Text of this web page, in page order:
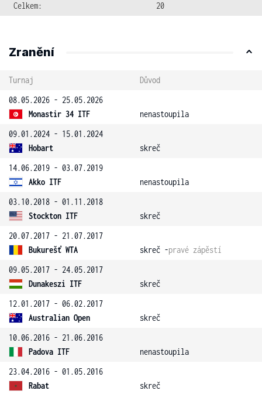
Celkem:
20
Zranění
Turnaj
Důvod
08.05.2026 - 25.05.2026
Monastir 34 ITF
nenastoupila
09.01.2024 - 15.01.2024
Hobart
skreč
14.06.2019 - 03.07.2019
Akko ITF
nenastoupila
03.10.2018 - 01.11.2018
Stockton ITF
skreč
20.07.2017 - 21.07.2017
Bukurešť WTA
skreč -pravé zápěstí
09.05.2017 - 24.05.2017
Dunakeszi ITF
skreč
12.01.2017 - 06.02.2017
Australian Open
skreč
10.06.2016 - 21.06.2016
Padova ITF
nenastoupila
23.04.2016 - 01.05.2016
Rabat
skreč